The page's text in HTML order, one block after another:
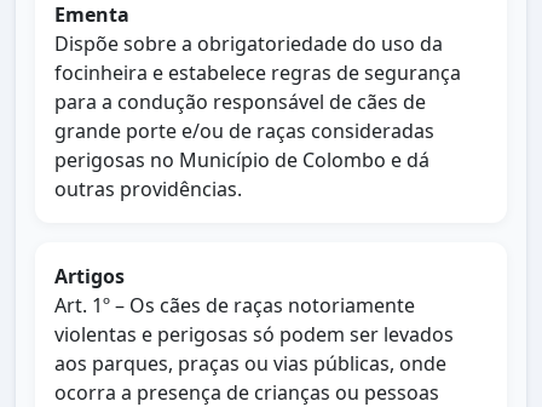
Ementa
Dispõe sobre a obrigatoriedade do uso da
focinheira e estabelece regras de segurança
para a condução responsável de cães de
grande porte e/ou de raças consideradas
perigosas no Município de Colombo e dá
outras providências.
Artigos
Art. 1º – Os cães de raças notoriamente
violentas e perigosas só podem ser levados
aos parques, praças ou vias públicas, onde
ocorra a presença de crianças ou pessoas